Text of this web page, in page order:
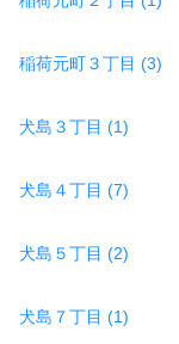
稲荷元町３丁目 (3)
犬島３丁目 (1)
犬島４丁目 (7)
犬島５丁目 (2)
犬島７丁目 (1)